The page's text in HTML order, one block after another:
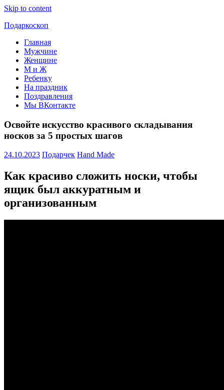
Skip to content
Подаркоскоп
Поможем
выбрать
подарить
Главная
Мужчине
Женщине
М и Ж
Ребенку
На праздник
Поздравления
Мы ВКонтакте
Освойте искусство красивого складывания
носков за 5 простых шагов
24.10.2023 Подарчек Hand Made
Как красиво сложить носки, чтобы
ящик был аккуратным и
организованным